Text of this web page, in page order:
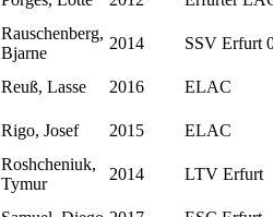
Rauschenberg,
Bjarne
2014 SSV Erfurt
Reuß, Lasse 2016 ELAC
Rigo, Josef 2015 ELAC
Roshcheniuk,
Tymur
2014 LTV Erfurt